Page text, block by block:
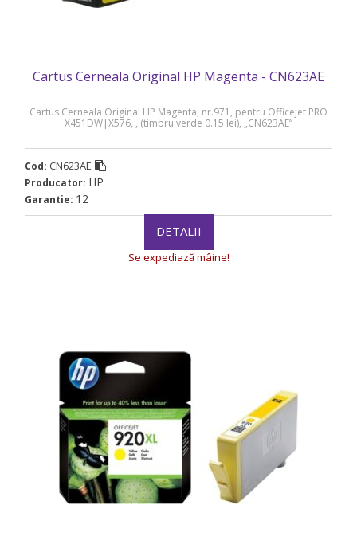
Cartus Cerneala Original HP Magenta - CN623AE
Cartus Cerneala Original HP Magenta, nr.971, pentru Officejet PRO
X451DW|X576, , (timbru verde 0.15 lei), „CN623AE”
Cod: CN623AE
Producator: HP
Garantie: 12
DETALII
Se expediază mâine!